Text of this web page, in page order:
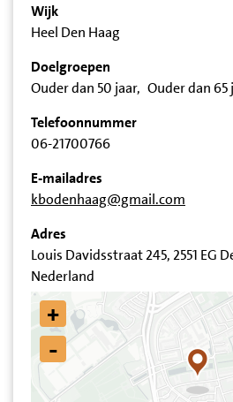
Wijk
Heel Den Haag
Doelgroepen
Ouder dan 50 jaar Ouder dan 65
Telefoonnummer
06-21700766
E-mailadres
kbodenhaag@gmail.com
Adres
Louis Davidsstraat 245, 2551 EG
Nederland
+
-